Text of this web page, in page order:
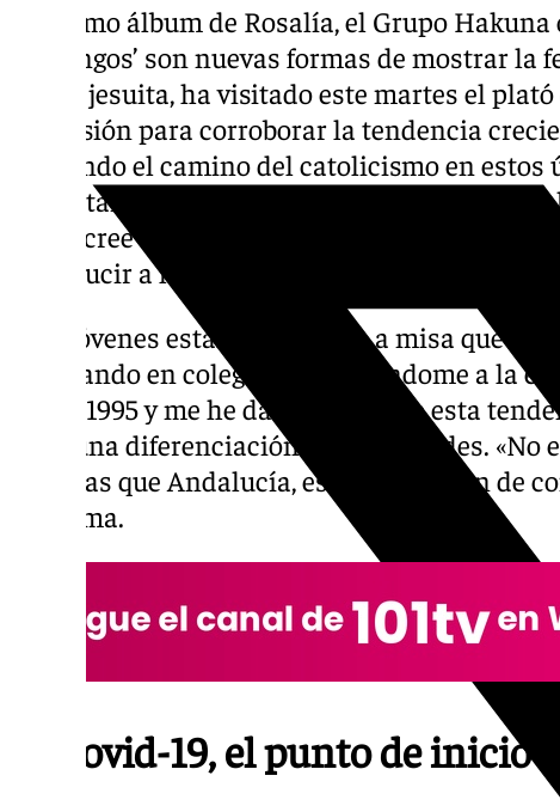
El último álbum de Rosalía, el Grupo Hakuna
Domingos’ son nuevas formas de mostrar la
cura y jesuita, ha visitado este martes el plató
Televisión para corroborar la tendencia
siguiendo el camino del catolicismo en estos
necesitan estímulos para saber quienes
quien cree que el cristianismo cultural está
introducir a los jóvenes a la Iglesia.
«Los jóvenes están yendo más a misa que
trabajando en colegios y dedicándome a la
desde 1995 y me he dado cuenta de esta
hace una diferenciación entre ciudades. «No
Asturias que Andalucía, es una cuestión de
confirma.
El Covid-19, el punto de inicio